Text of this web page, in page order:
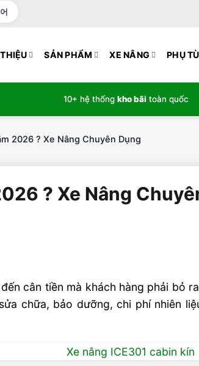
SẢN PHẨM XE NÂNG PHỤ
10+ hệ thống kho bãi toàn quốc
2026 ? Xe Nâng Chuyên Dụng
? Xe Nâng
cân tiền mà khách hàng phải bỏ
chữa, bảo dưỡng, chi phí nhiên